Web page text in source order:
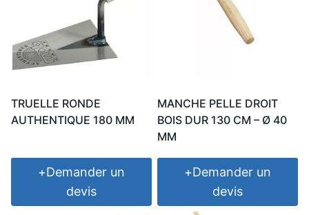
TRUELLE RONDE
AUTHENTIQUE 180 MM
+Demander un
devis
MANCHE PELLE DROIT
BOIS DUR 130 CM – Ø 40
MM
+Demander un
devis